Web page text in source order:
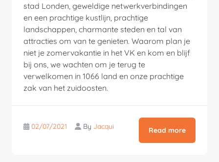
stad Londen, geweldige netwerkverbindingen
en een prachtige kustlijn, prachtige
landschappen, charmante steden en tal van
attracties om van te genieten. Waarom plan je
niet je zomervakantie in het VK en kom en blijf
bij ons, we wachten om je terug te
verwelkomen in 1066 land en onze prachtige
zak van het zuidoosten.
02/07/2021 By Jacqui Read more